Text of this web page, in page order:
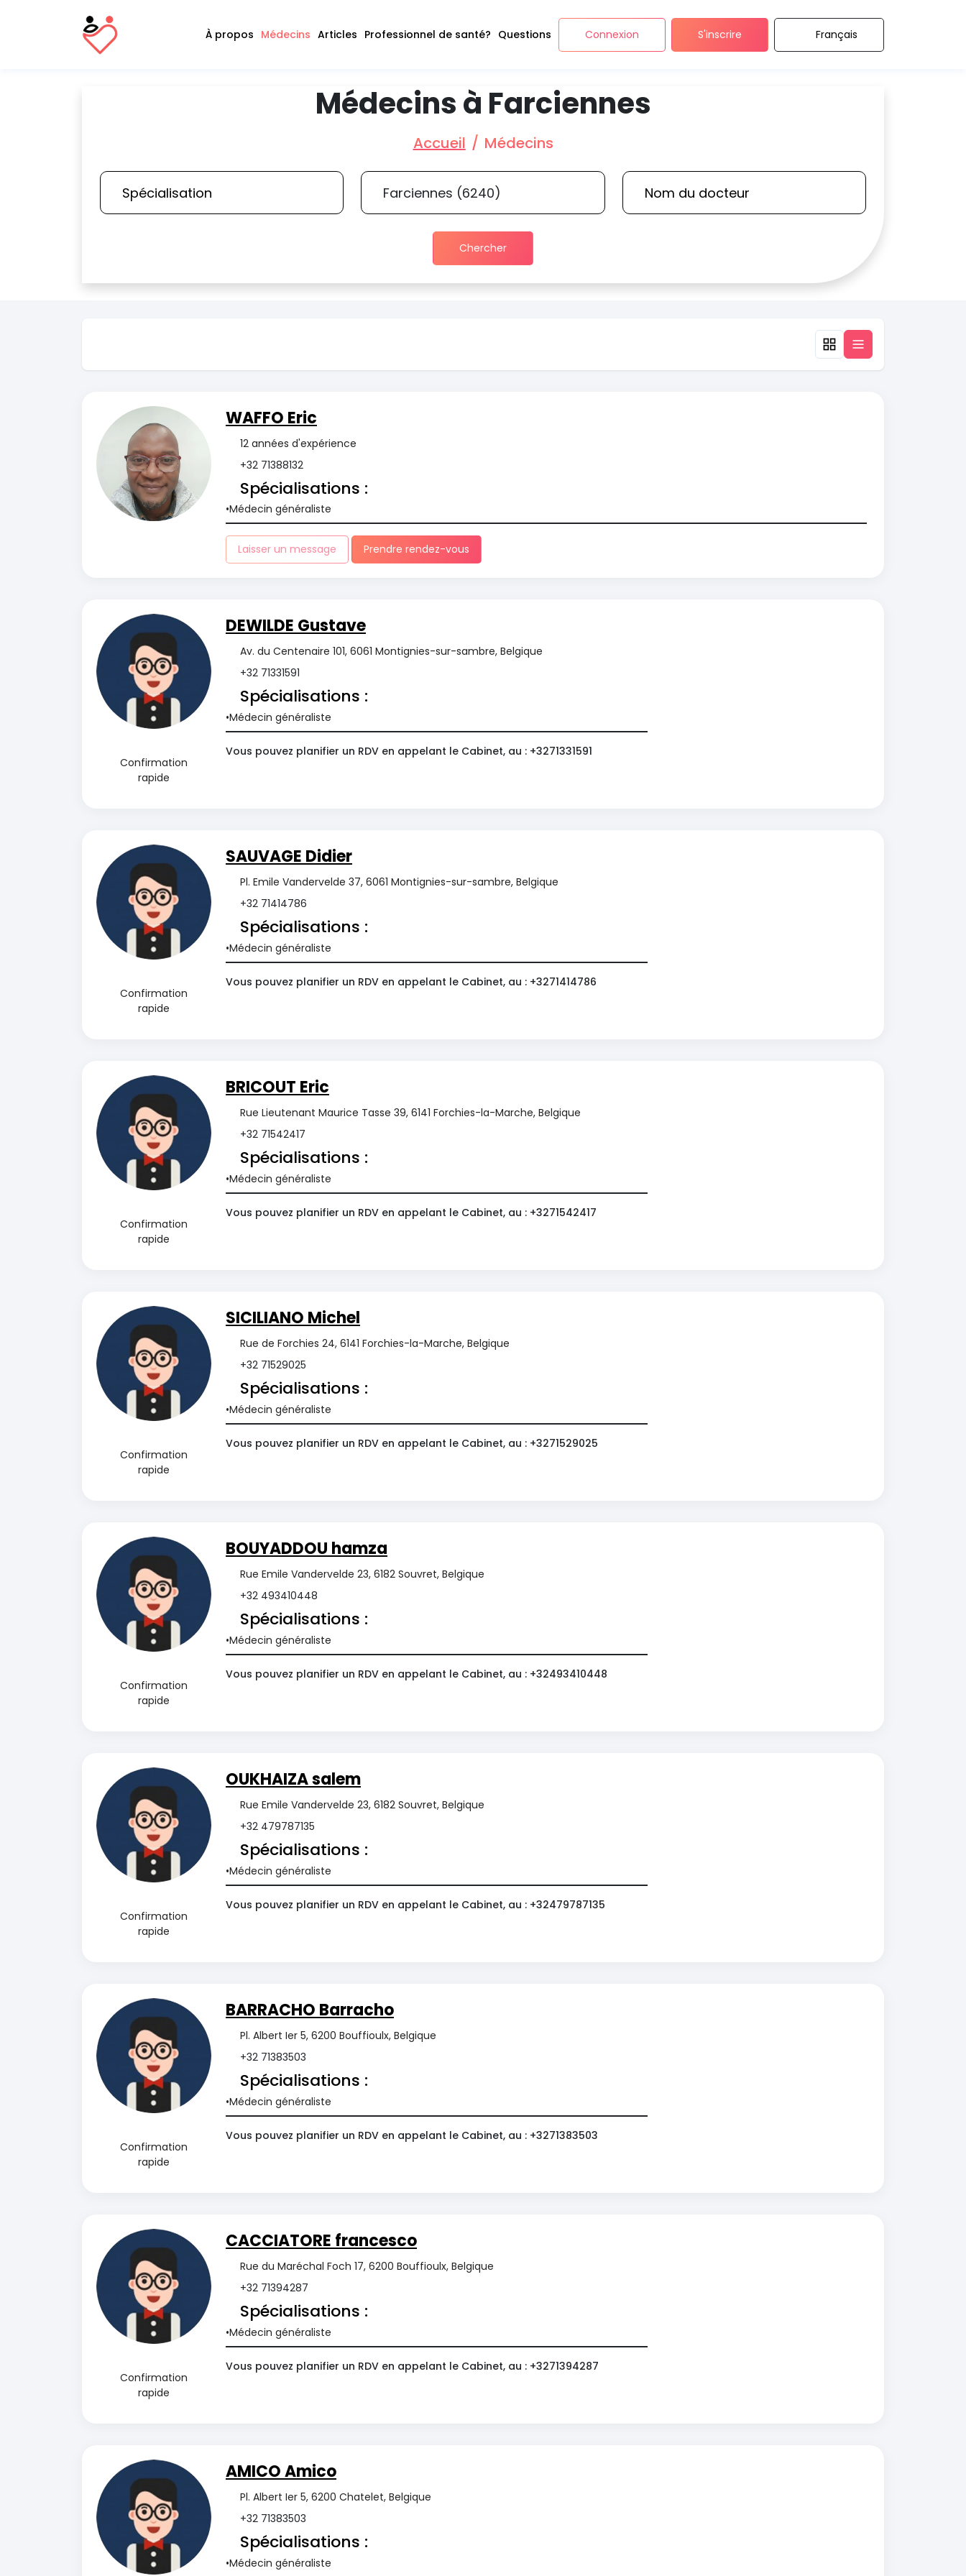
À propos Médecins Articles Professionnel de santé? Questions Connexion S'inscrire Français
Médecins à Farciennes
Accueil Médecins
Chercher
WAFFO Eric
12 années d'expérience
+32 71388132
Spécialisations :
Médecin généraliste
Laisser un message Prendre rendez-vous
Confirmation
rapide
DEWILDE Gustave
Av. du Centenaire 101, 6061 Montignies-sur-sambre, Belgique
+32 71331591
Spécialisations :
Médecin généraliste
Vous pouvez planifier un RDV en appelant le Cabinet, au : +3271331591
Confirmation
rapide
SAUVAGE Didier
Pl. Emile Vandervelde 37, 6061 Montignies-sur-sambre, Belgique
+32 71414786
Spécialisations :
Médecin généraliste
Vous pouvez planifier un RDV en appelant le Cabinet, au : +3271414786
Confirmation
rapide
BRICOUT Eric
Rue Lieutenant Maurice Tasse 39, 6141 Forchies-la-Marche, Belgique
+32 71542417
Spécialisations :
Médecin généraliste
Vous pouvez planifier un RDV en appelant le Cabinet, au : +3271542417
Confirmation
rapide
SICILIANO Michel
Rue de Forchies 24, 6141 Forchies-la-Marche, Belgique
+32 71529025
Spécialisations :
Médecin généraliste
Vous pouvez planifier un RDV en appelant le Cabinet, au : +3271529025
Confirmation
rapide
BOUYADDOU hamza
Rue Emile Vandervelde 23, 6182 Souvret, Belgique
+32 493410448
Spécialisations :
Médecin généraliste
Vous pouvez planifier un RDV en appelant le Cabinet, au : +32493410448
Confirmation
rapide
OUKHAIZA salem
Rue Emile Vandervelde 23, 6182 Souvret, Belgique
+32 479787135
Spécialisations :
Médecin généraliste
Vous pouvez planifier un RDV en appelant le Cabinet, au : +32479787135
Confirmation
rapide
BARRACHO Barracho
Pl. Albert Ier 5, 6200 Bouffioulx, Belgique
+32 71383503
Spécialisations :
Médecin généraliste
Vous pouvez planifier un RDV en appelant le Cabinet, au : +3271383503
Confirmation
rapide
CACCIATORE francesco
Rue du Maréchal Foch 17, 6200 Bouffioulx, Belgique
+32 71394287
Spécialisations :
Médecin généraliste
Vous pouvez planifier un RDV en appelant le Cabinet, au : +3271394287
AMICO Amico
Pl. Albert Ier 5, 6200 Chatelet, Belgique
+32 71383503
Spécialisations :
Médecin généraliste